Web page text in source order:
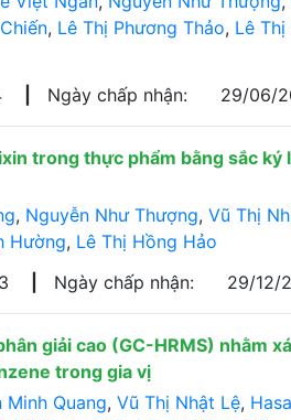
, Lê Thị Phương Thảo, Lê
Ngày chấp nhận: 29/06/
trong thực phẩm bằng sắc ký
, Nguyễn Như Thượng, Vũ Thị
Hường, Lê Thị Hồng Hảo
Ngày chấp nhận: 29/12/
giải cao (GC-HRMS) nhằm
trong gia vị
Minh Quang, Vũ Thị Nhật Lệ,